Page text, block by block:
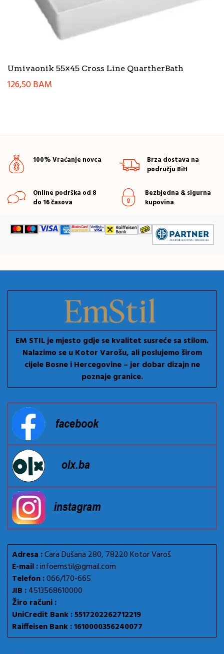
Umivaonik 55×45 Cross Line QuartherBath
126,50BAM
100% Vraćanje novca
Brza dostava na
području BiH
Online podrška od 8
do 16 časova
Bezbjedna & sigurna
kupovina
EM STIL je mjesto gdje se kvalitet susreće sa stilom.
Nalazimo se u Kotor Varošu, ali poslujemo širom
cijele Bosne i Hercegovine – jer dobar dizajn ne
poznaje granice.
Adresa :Cara Dušana 280, 78220 Kotor Varoš
E-mail :infoemstil@gmail.com
Telefon :066/170-665
JIB :4513568610000
Žiro računi :
UniCredit Bank : 5517202262712219
Raiffeisen Bank : 1610000356240077